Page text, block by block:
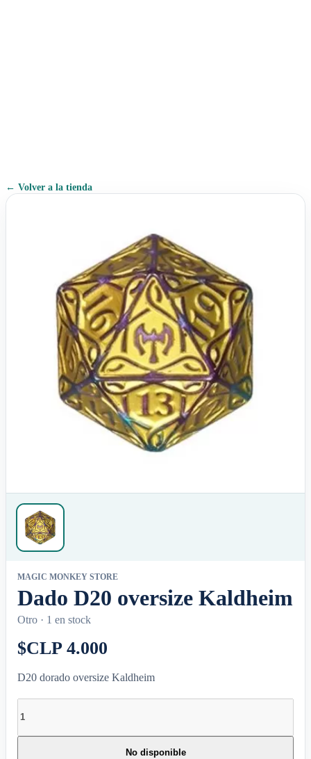
← Volver a la tienda
MAGIC MONKEY STORE
Dado D20 oversize Kaldheim
Otro · 1 en stock
$CLP 4.000
D20 dorado oversize Kaldheim
No disponible